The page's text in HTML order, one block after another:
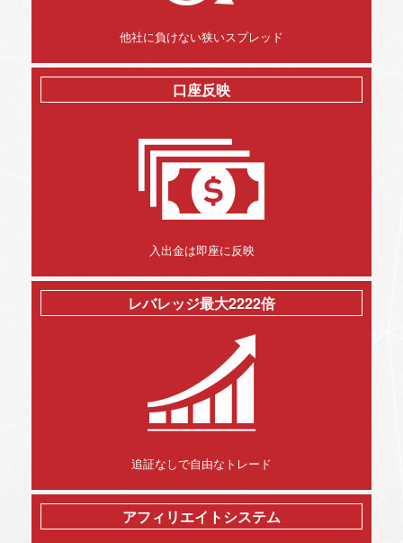
他社に負けない狭いスプレッド
口座反映
入出金は即座に反映
レバレッジ最大2222倍
追証なしで自由なトレード
アフィリエイトシステム